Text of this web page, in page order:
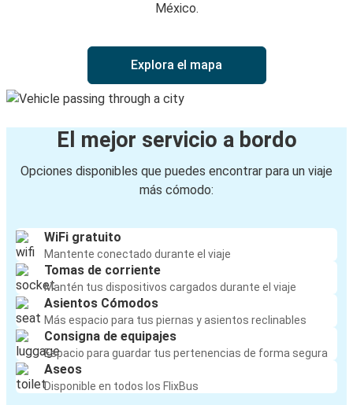
México.
Explora el mapa
El mejor servicio a bordo
Opciones disponibles que puedes encontrar para un viaje
más cómodo:
WiFi gratuito
Mantente conectado durante el viaje
Tomas de corriente
Mantén tus dispositivos cargados durante el viaje
Asientos Cómodos
Más espacio para tus piernas y asientos reclinables
Consigna de equipajes
Espacio para guardar tus pertenencias de forma segura
Aseos
Disponible en todos los FlixBus